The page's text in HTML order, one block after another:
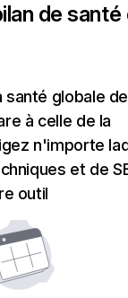
de santé
santé globale
à celle de la
n'importe
et de
outil